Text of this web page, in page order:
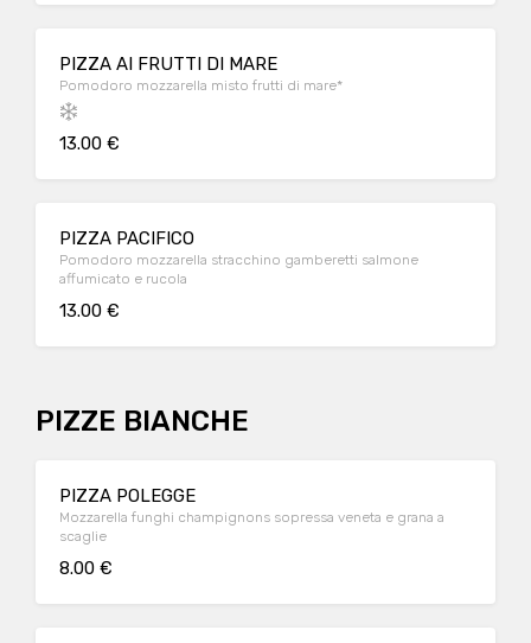
PIZZA AI FRUTTI DI MARE
Pomodoro mozzarella misto frutti di mare*
13.00 €
PIZZA PACIFICO
Pomodoro mozzarella stracchino gamberetti salmone
affumicato e rucola
13.00 €
PIZZE BIANCHE
PIZZA POLEGGE
Mozzarella funghi champignons sopressa veneta e grana a
scaglie
8.00 €